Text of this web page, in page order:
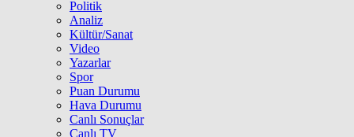
Politik
Analiz
Kültür/Sanat
Video
Yazarlar
Spor
Puan Durumu
Hava Durumu
Canlı Sonuçlar
Canlı TV